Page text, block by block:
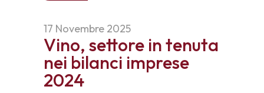
17 Novembre 2025
Vino, settore in tenuta
nei bilanci imprese
2024